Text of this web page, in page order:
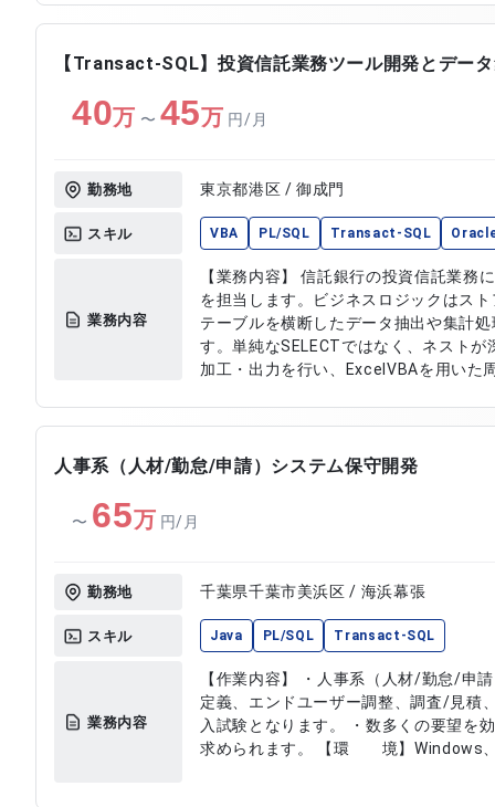
【Transact-SQL】投資信託業務ツール開発とデー
40万 〜 45万 円/月
勤務地 東京都港区 / 御成門
スキル VBA PL/SQL Transact-SQL
業務内容
【業務内容】 信託銀行の投資信託業務
を担当します。ビジネスロジックはス
テーブルを横断したデータ抽出や集計
す。単純なSELECTではなく、ネスト
加工・出力を行い、ExcelVBAを用いた
ExcelVBAを用いたツール開発および改
人事系（人材/勤怠/申請）システム保守開発
〜 65万 円/月
勤務地 千葉県千葉市美浜区 / 海浜幕張
スキル Java PL/SQL Transact-SQL
業務内容
【作業内容】 ・人事系（人材/勤怠/
定義、エンドユーザー調整、調査/見
入試験となります。 ・数多くの要望を
求められます。 【環 境】